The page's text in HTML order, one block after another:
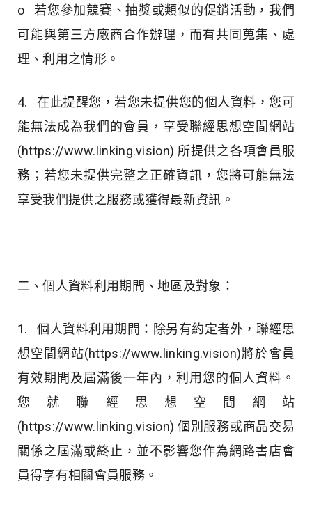
o 若您參加競賽、抽獎或類似的促銷活動，我們
可能與第三方廠商合作辦理，而有共同蒐集、處
理、利用之情形。
4. 在此提醒您，若您未提供您的個人資料，您可
能無法成為我們的會員，享受聯經思想空間網站
(https://www.linking.vision) 所提供之各項會員服
務；若您未提供完整之正確資訊，您將可能無法
享受我們提供之服務或獲得最新資訊。
二、個人資料利用期間、地區及對象：
1. 個人資料利用期間：除另有約定者外，聯經思
想空間網站(https://www.linking.vision)將於會員
有效期間及屆滿後一年內，利用您的個人資料。
您就聯經思想空間網站
(https://www.linking.vision) 個別服務或商品交易
關係之屆滿或終止，並不影響您作為網路書店會
員得享有相關會員服務。